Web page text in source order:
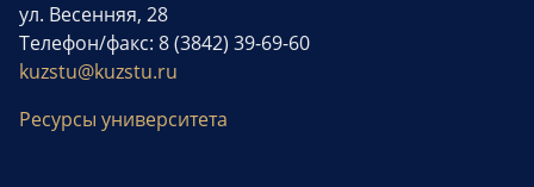
ул. Весенняя, 28
Телефон/факс: 8 (3842) 39-69-60
kuzstu@kuzstu.ru
Ресурсы университета